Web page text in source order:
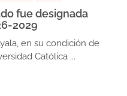
fue designada
2029
en su condición de
Católica ...